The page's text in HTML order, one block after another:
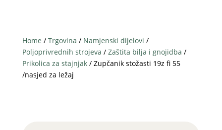
Home / Trgovina / Namjenski dijelovi /
Poljoprivrednih strojeva / Zaštita bilja i gnojidba /
Prikolica za stajnjak/ Zupčanik stožasti 19z fi 55
/nasjed za ležaj